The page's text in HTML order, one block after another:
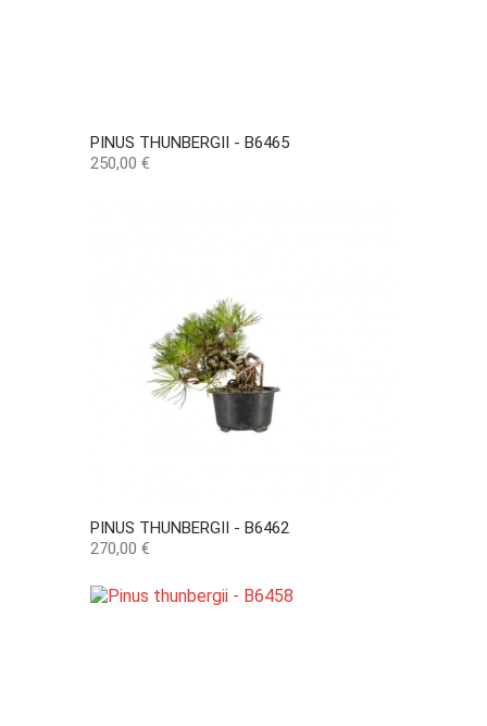
PINUS THUNBERGII - B6465
Preço
250,00 €
PINUS THUNBERGII - B6462
Preço
270,00 €